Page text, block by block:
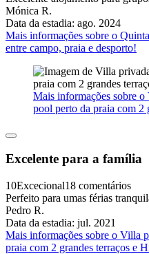
Mónica R.
Data da estadia: ago. 2024
Mais informações sobre o
entre campo, praia e desporto!
Mais informações sobre
pool perto da praia com 2
Excelente para a família
10Excecional18 comentários
Perfeito para umas férias
Pedro R.
Data da estadia: jul. 2021
Mais informações sobre o Villa
praia com 2 grandes terraços e